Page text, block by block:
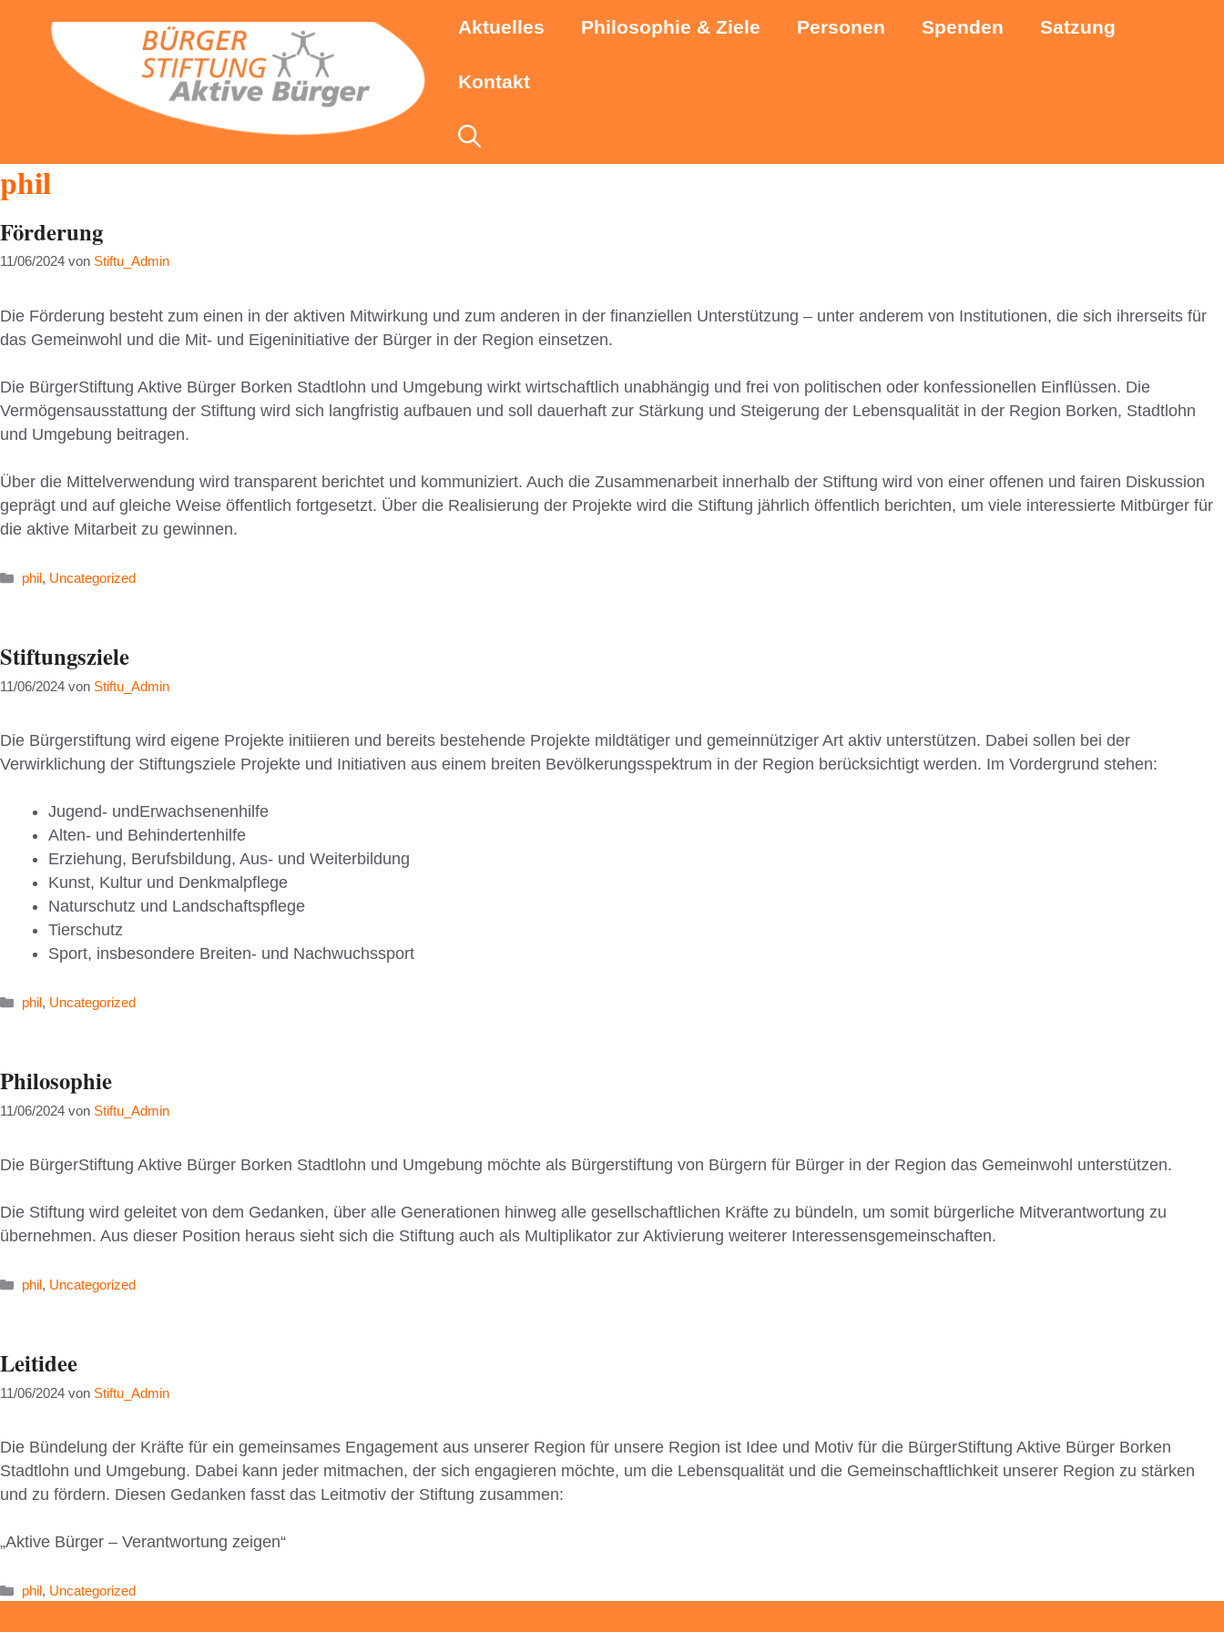
springen
Aktuelles Philosophie & Ziele Personen Spenden Satzung
Kontakt
phil
Förderung
11/06/2024 von Stiftu_Admin
Die Förderung besteht zum einen in der aktiven Mitwirkung und zum anderen in der finanziellen Unterstützung – unter anderem von Institutionen, die sich ihrerseits für
das Gemeinwohl und die Mit- und Eigeninitiative der Bürger in der Region einsetzen.
Die BürgerStiftung Aktive Bürger Borken Stadtlohn und Umgebung wirkt wirtschaftlich unabhängig und frei von politischen oder konfessionellen Einflüssen. Die
Vermögensausstattung der Stiftung wird sich langfristig aufbauen und soll dauerhaft zur Stärkung und Steigerung der Lebensqualität in der Region Borken, Stadtlohn
und Umgebung beitragen.
Über die Mittelverwendung wird transparent berichtet und kommuniziert. Auch die Zusammenarbeit innerhalb der Stiftung wird von einer offenen und fairen Diskussion
geprägt und auf gleiche Weise öffentlich fortgesetzt. Über die Realisierung der Projekte wird die Stiftung jährlich öffentlich berichten, um viele interessierte Mitbürger für
die aktive Mitarbeit zu gewinnen.
Kategorien
phil, Uncategorized
Stiftungsziele
11/06/2024 von Stiftu_Admin
Die Bürgerstiftung wird eigene Projekte initiieren und bereits bestehende Projekte mildtätiger und gemeinnütziger Art aktiv unterstützen. Dabei sollen bei der
Verwirklichung der Stiftungsziele Projekte und Initiativen aus einem breiten Bevölkerungsspektrum in der Region berücksichtigt werden. Im Vordergrund stehen:
Jugend- undErwachsenenhilfe
Alten- und Behindertenhilfe
Erziehung, Berufsbildung, Aus- und Weiterbildung
Kunst, Kultur und Denkmalpflege
Naturschutz und Landschaftspflege
Tierschutz
Sport, insbesondere Breiten- und Nachwuchssport
Kategorien
phil, Uncategorized
Philosophie
11/06/2024 von Stiftu_Admin
Die BürgerStiftung Aktive Bürger Borken Stadtlohn und Umgebung möchte als Bürgerstiftung von Bürgern für Bürger in der Region das Gemeinwohl unterstützen.
Die Stiftung wird geleitet von dem Gedanken, über alle Generationen hinweg alle gesellschaftlichen Kräfte zu bündeln, um somit bürgerliche Mitverantwortung zu
übernehmen. Aus dieser Position heraus sieht sich die Stiftung auch als Multiplikator zur Aktivierung weiterer Interessensgemeinschaften.
Kategorien
phil, Uncategorized
Leitidee
11/06/2024 von Stiftu_Admin
Die Bündelung der Kräfte für ein gemeinsames Engagement aus unserer Region für unsere Region ist Idee und Motiv für die BürgerStiftung Aktive Bürger Borken
Stadtlohn und Umgebung. Dabei kann jeder mitmachen, der sich engagieren möchte, um die Lebensqualität und die Gemeinschaftlichkeit unserer Region zu stärken
und zu fördern. Diesen Gedanken fasst das Leitmotiv der Stiftung zusammen:
„Aktive Bürger – Verantwortung zeigen“
Kategorien
phil, Uncategorized